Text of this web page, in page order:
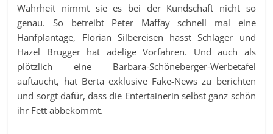
Wahrheit nimmt sie es bei der Kundschaft nicht so
genau. So betreibt Peter Maffay schnell mal eine
Hanfplantage, Florian Silbereisen hasst Schlager und
Hazel Brugger hat adelige Vorfahren. Und auch als
plötzlich eine Barbara-Schöneberger-Werbetafel
auftaucht, hat Berta exklusive Fake-News zu berichten
und sorgt dafür, dass die Entertainerin selbst ganz schön
ihr Fett abbekommt.